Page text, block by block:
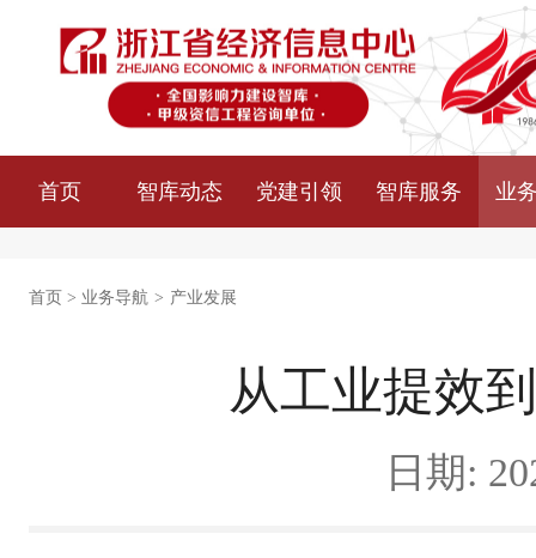
首页 智库动态 党建引领 智库服务 业
首页 > 业务导航 > 产业发展
从工业提效
日期: